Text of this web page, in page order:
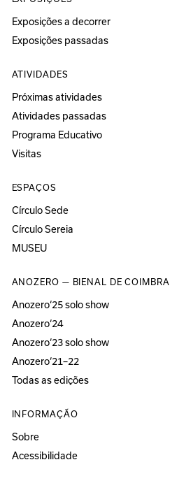
Exposições a decorrer
Exposições passadas
ATIVIDADES
Próximas atividades
Atividades passadas
Programa Educativo
Visitas
ESPAÇOS
Círculo Sede
Círculo Sereia
MUSEU
ANOZERO — BIENAL DE COIMBRA
Anozero‘25 solo show
Anozero‘24
Anozero‘23 solo show
Anozero‘21–22
Todas as edições
INFORMAÇÃO
Sobre
Acessibilidade